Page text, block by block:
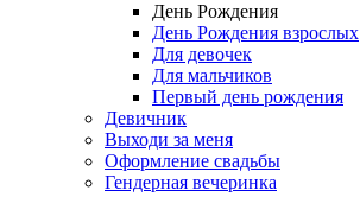
День Рождения
День Рождения взрослых
Для девочек
Для мальчиков
Первый день рождения
Девичник
Выходи за меня
Оформление свадьбы
Гендерная вечеринка